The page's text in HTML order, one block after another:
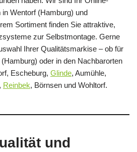
Wentorf (Hamburg) und
Sortiment finden Sie attraktive,
zur Selbstmontage. Gerne
Ihrer Qualitätsmarkise – ob für
oder in den Nachbarorten
Escheburg, Glinde, Aumühle,
Reinbek, Börnsen und Wohltorf.
und